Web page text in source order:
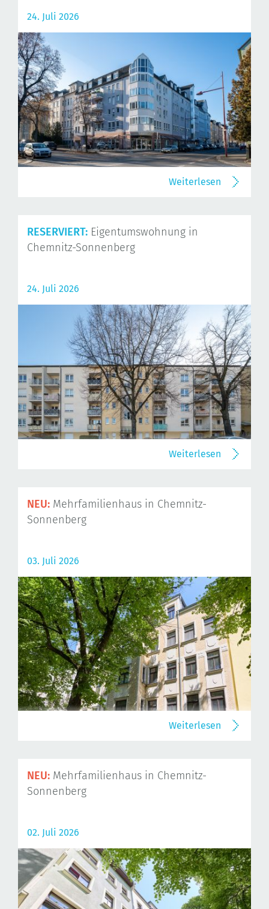
24. Juli 2026
Weiterlesen
RESERVIERT: Eigentumswohnung in
Chemnitz-Sonnenberg
24. Juli 2026
Weiterlesen
NEU: Mehrfamilienhaus in Chemnitz-
Sonnenberg
03. Juli 2026
Weiterlesen
NEU: Mehrfamilienhaus in Chemnitz-
Sonnenberg
02. Juli 2026